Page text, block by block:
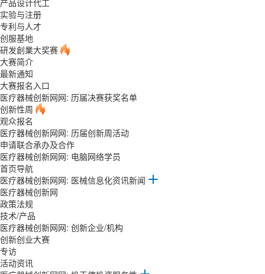
产品设计代工
实验与注册
专利与人才
创服基地
研发創業大奖赛
大赛简介
最新通知
大赛报名入口
医疗器械创新网网: 历届决赛获奖名单
创新性周
观众报名
医疗器械创新网网: 历届创新周活动
申请联合承办及合作
医疗器械创新网网: 电脑网络学员
首页导航
医疗器械创新网网: 医械信息化资讯新闻
医疗器械创新网
政策法规
技术/产品
医疗器械创新网网: 创新企业/机构
创新创业大赛
专访
活动资讯